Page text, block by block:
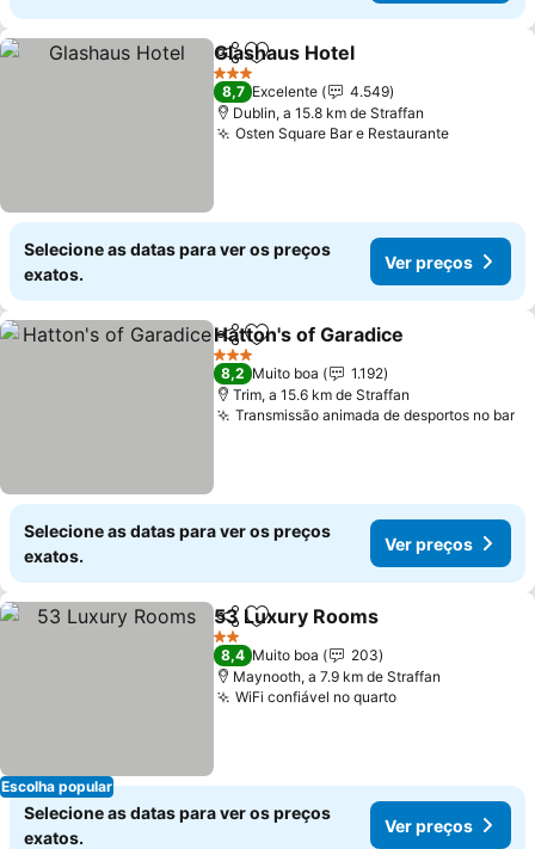
PartilharAdicionar aos favoritos
Glashaus Hotel
3 Estrelas
8,7 Excelente
4.549
Dublin, a 15.8 km de Straffan
Osten Square Bar e RestauranteVer
Selecione as datas para ver os preços
exatos.
Ver preços
PartilharAdicionar aos favoritos
Hatton's of Garadice
3 Estrelas
8,2 Muito boa
1.192
Trim, a 15.6 km de Straffan
Transmissão animada de desportos no bar
Selecione as datas para ver os preços
exatos.
Ver preços
Escolha popular
PartilharAdicionar aos favoritos
53 Luxury Rooms
2 Estrelas
8,4 Muito boa
203
Maynooth, a 7.9 km de Straffan
WiFi confiável no quartoVer preços
Selecione as datas para ver os preços
exatos.
Ver preços